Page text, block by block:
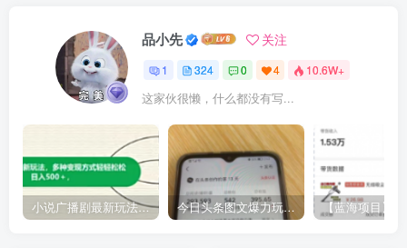
品小先 关注
1 324 0 4 10.6W+
这家伙很懒，什么都没有写...
小说广播剧最新玩法，多种变现方式轻轻松松日入500＋【揭秘】 今日头条图文爆力玩法,AI自动生成文案，当天见收益，轻松日入500+